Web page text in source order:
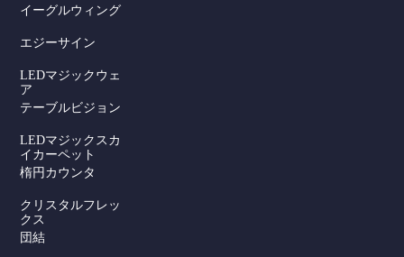
イーグルウィング
エジーサイン
LEDマジックウェ
ア
テーブルビジョン
LEDマジックスカ
イカーペット
楕円カウンタ
クリスタルフレッ
クス
団結